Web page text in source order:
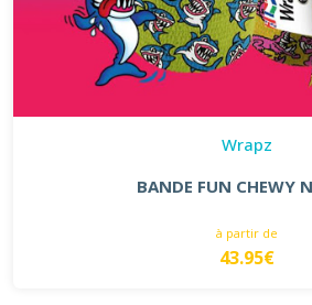
Wrapz
BANDE FUN CHEWY
à partir de
43.95€